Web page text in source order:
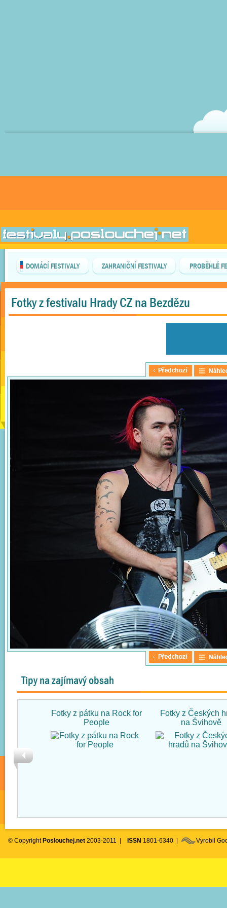
DOMÁCÍ FESTIVALY ZAHRANIČNÍ FESTIVALY PROBĚHLÉ
Fotky z festivalu Hrady CZ na Bezdězu
Tipy na zajímavý obsah
Fotky z pátku na Rock for
People
Fotky z Českých
na Švihově
© Copyright Poslouchej.net 2003-2011 | ISSN 1801-6340 | Vyrobil